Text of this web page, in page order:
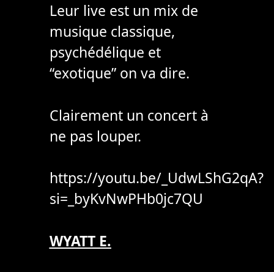
Leur live est un mix de
musique classique,
psychédélique et
“exotique” on va dire.
Clairement un concert à
ne pas louper.
https://youtu.be/_UdwLShG2qA?
si=_byKvNwPHb0jc7QU
WYATT E.